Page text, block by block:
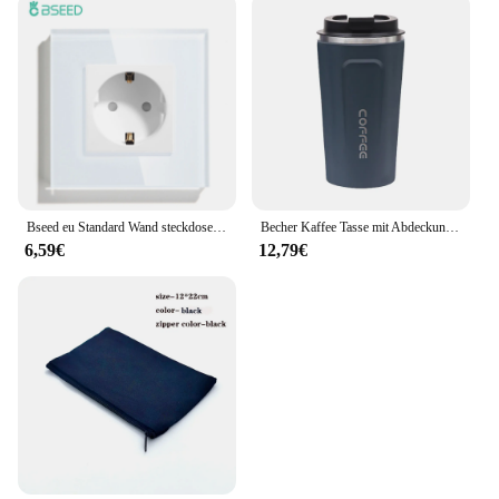
Bseed eu Standard Wand steckdosen Typ-C-Steckdosen Wand steckdose USB-Ladeans chluss Glasscheibe Kinderschutz 16a
6,59€
Becher Kaffee Tasse mit Abdeckung Edelstahl Silikon Metall Kaffee Isoliert Wasser Tasse Tragbaren Outdoor Tragbare Tasse Für Geschenke
12,79€